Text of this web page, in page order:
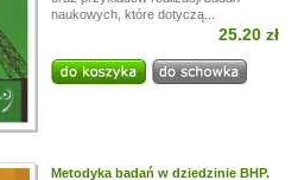
naukowych, które dotyczą...
25.20 zł
Metodyka badań w dziedzinie BHP.